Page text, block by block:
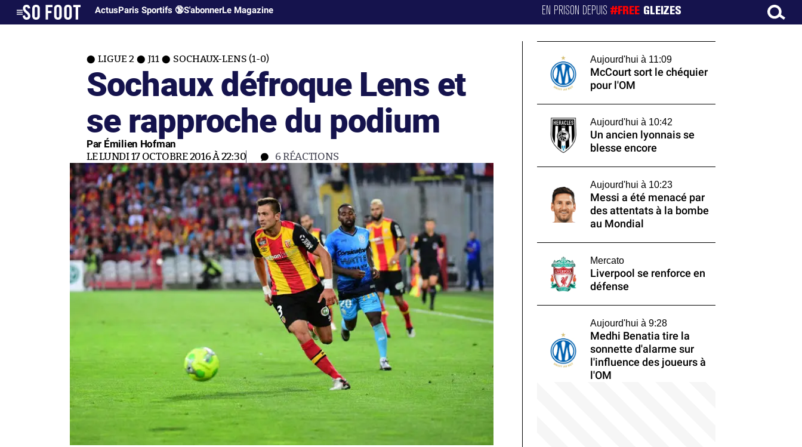
ActusParis Sportifs 🔞S'abonnerLe Magazine EN PRISON DEPUIS#FREE GLEIZES
LIGUE 2 J11 SOCHAUX-LENS (1-0)
Sochaux défroque Lens et
se rapproche du podium
Par Émilien Hofman
LE LUNDI 17 OCTOBRE 2016 À 22:30 6RÉACTIONS
Aujourd'hui à 11:09
McCourt sort le chéquier
pour l'OM
Aujourd'hui à 10:42
Un ancien lyonnais se
blesse encore
Aujourd'hui à 10:23
Messi a été menacé par
des attentats à la bombe
au Mondial
Mercato
Liverpool se renforce en
défense
Aujourd'hui à 9:28
Medhi Benatia tire la
sonnette d'alarme sur
l'influence des joueurs à
l'OM